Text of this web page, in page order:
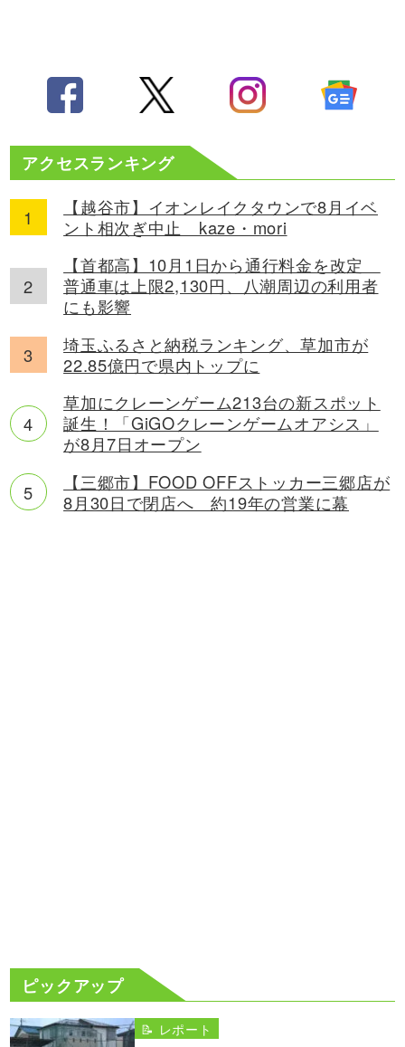
アクセスランキング
【越谷市】イオンレイクタウンで8月イベ
ント相次ぎ中止 kaze・mori
【首都高】10月1日から通行料金を改定
普通車は上限2,130円、八潮周辺の利用者
にも影響
埼玉ふるさと納税ランキング、草加市が
22.85億円で県内トップに
草加にクレーンゲーム213台の新スポット
誕生！「GiGOクレーンゲームオアシス」
が8月7日オープン
【三郷市】FOOD OFFストッカー三郷店が
8月30日で閉店へ 約19年の営業に幕
ピックアップ
📝 レポート